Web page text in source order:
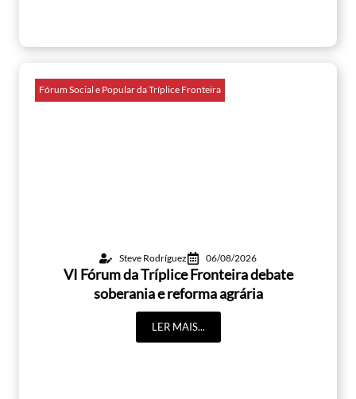
Fórum Social e Popular da Tríplice Fronteira
Steve Rodríguez 06/08/2026
VI Fórum da Tríplice Fronteira debate
soberania e reforma agrária
LER MAIS...